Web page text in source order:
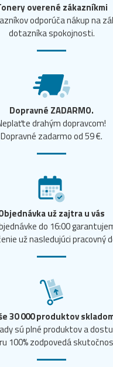
overené zákazníkmi
odporúča nákup na
dotazníka spokojnosti.
Dopravné ZADARMO.
drahým dopravcom!
Dopravné zadarmo od 59 €.
už zajtra u vás
do 16:00
už nasledujúci pracovný
30 000 produktov
sú plné produktov a
100% zodpovedá